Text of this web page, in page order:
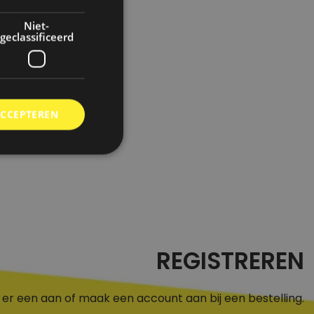
REGISTREREN
een aan of maak een account aan bij een bestelling.
Niet-
geclassificeerd